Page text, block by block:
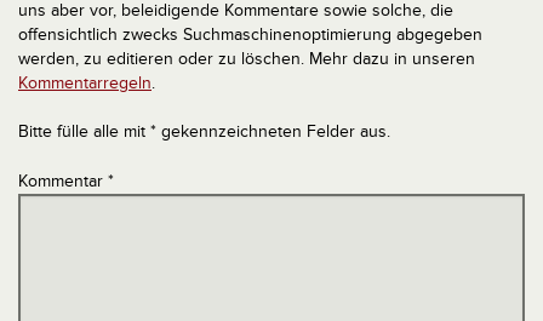
uns aber vor, beleidigende Kommentare sowie solche, die
offensichtlich zwecks Suchmaschinenoptimierung abgegeben
werden, zu editieren oder zu löschen. Mehr dazu in unseren
Kommentarregeln.
Bitte fülle alle mit * gekennzeichneten Felder aus.
Kommentar *